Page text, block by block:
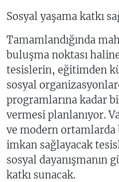
Sosyal yaşama katkı
Tamamlandığında
buluşma noktası
tesislerin, eğitimden
sosyal
programlarına kadar
vermesi planlanıyor.
ve modern ortamlarda
imkan sağlayacak
sosyal dayanışmanın
katkı sunacak.